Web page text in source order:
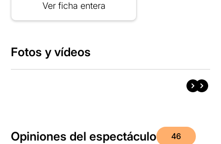
Ver ficha entera
Fotos y vídeos
Opiniones del espectáculo 46